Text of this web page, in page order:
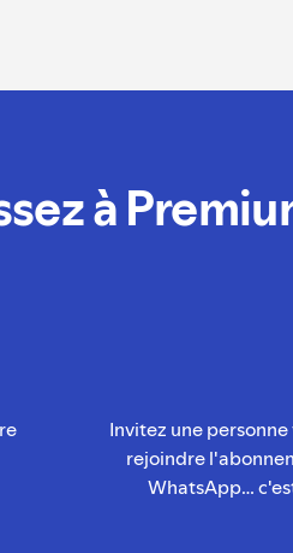
à
Invitez une
rejoindre
WhatsApp…